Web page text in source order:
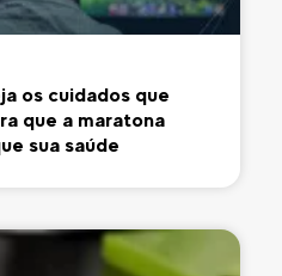
os cuidados que
que a maratona
sua saúde